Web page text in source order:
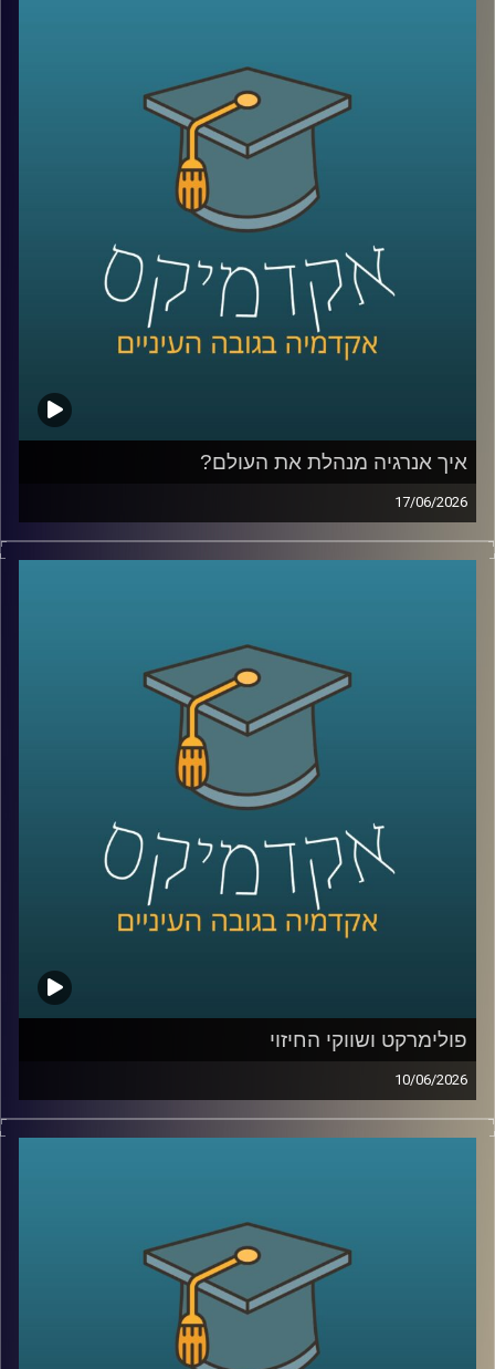
היום אנחנו יוצאים להכיר את סומלילנד, מדינה שרוב האנשים
מעולם לא שמעו עליה, אבל ייתכן שבעשור הקרוב היא תהפוך
לשחקנית משמעותית בזירה הגיאופוליטית.
כדי להבין איך נראים החיים במדינה שלא קיימת רשמית, למה
המעצמות הגדולות מתחילות להתעניין בה, והאם גם לישראל יש
אינטרס שם, הצטרף אליי היום השגריר ד״ר חיים קורן, בית ספר
לאודר לממשל, דיפלומטיה ואסטרטגיה, אוניברסיטת רייכמן.
שגריר ישראל הראשון לדרום סודן ושגריר מצרים
קרדיט תמונות:AudioVersity
איך אנרגיה מנהלת את העולם?
17/06/2026
בשנים האחרונות אנחנו שומעים בלי סוף על משברי אנרגיה,
מחירי נפט, גז טבעי, מצרי הורמוז ומאבקי כוח בין מדינות, אבל
ביטחון לאומי והשפעה עולמית.
בפרק של היום נדבר על איך אנרגיה מעצבת את העולם
שאנחנו חיים בו, איך גילוי הגז שינה את המעמד של ישראל
במזרח התיכון, למה מצרים הפכה לשחקנית מרכזית בתחום,
ואיך שיתופי פעולה אנרגטיים יכולים להשפיע גם על יחסים
איתנו היום ד״ר עמית מור, מנכ"ל משותף באקו-אנרג'י יעוץ
כלכלי אסטרטגי ומרצה באוניברסיטת רייכמן. מומחה בינ"ל
לכלכלת אנרגיה וסביבה, חשמל גז טבעי ונפט, בעל ניסיון עשיר
בייעוץ לממשלות, חברות בינלאומיות ומוסדות פיננסיים, יועץ
לבנק העולמי בפרויקטים גלובליים בתחומי אנרגיה ותשתיות.
פולימרקט ושווקי החיזוי
10/06/2026
האם ישו יחזור בשנת 2026?
האם תהיה תקיפה באיראן לפני סוף החודש?
והאם האנושות תגלה חיים מחוץ לכדור הארץ?
כל אלה היו הימורים אמיתיים בפלטפורמתPolymarket
כן, אנשים ברחבי העולם שמים כסף אמיתי על העתיד. על
מלחמות, פוליטיקה, דת, אסונות ואפילו סוף העולם.